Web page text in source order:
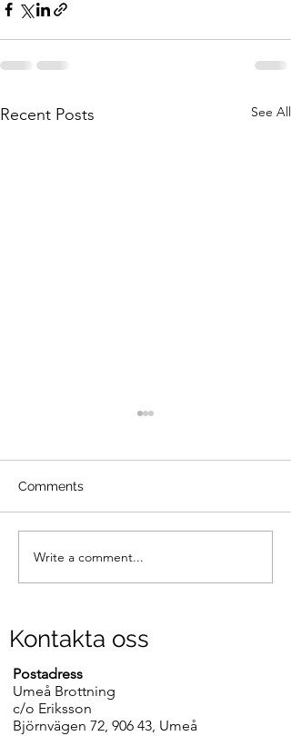
Recent Posts See All
Läger i Umeå 11-13
september
Comments
Write a comment...
Kontakta oss
Postadress
Umeå Brottning
c/o Eriksson
Björnvägen 72, 906 43, Umeå